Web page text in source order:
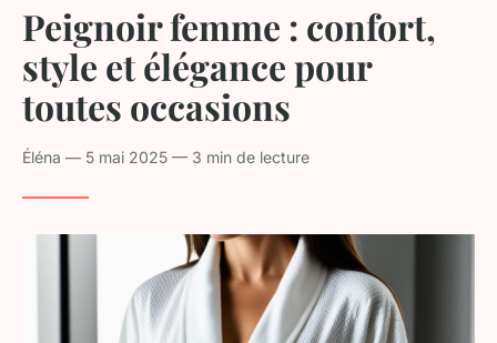
Peignoir femme : confort,
style et élégance pour
toutes occasions
Éléna — 5 mai 2025 — 3 min de lecture